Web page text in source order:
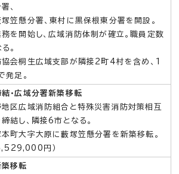
、
笠懸分署、東村に黒保根東分署を開設。
を開始し、広域消防体制が確立。職員定数
。
会桐生広域支部が隣接2町4村を含め、1
足。
・広域分署新築移転
区広域消防組合と特殊災害消防対策相互
結し、隣接6市となる。
町大字大原に藪塚笠懸分署を新築移転。
円）
移転